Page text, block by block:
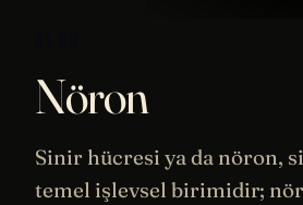
Nöron
Sinir hücresi ya da nöron,
temel işlevsel birimidir;